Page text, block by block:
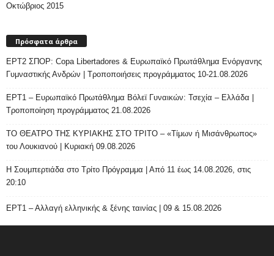
Οκτώβριος 2015
Πρόσφατα άρθρα
ΕΡΤ2 ΣΠΟΡ: Copa Libertadores & Ευρωπαϊκό Πρωτάθλημα Ενόργανης
Γυμναστικής Ανδρών | Τροποποιήσεις προγράμματος 10-21.08.2026
ΕΡΤ1 – Ευρωπαϊκό Πρωτάθλημα Βόλεϊ Γυναικών: Τσεχία – Ελλάδα |
Τροποποίηση προγράμματος 21.08.2026
ΤΟ ΘΕΑΤΡΟ ΤΗΣ ΚΥΡΙΑΚΗΣ ΣΤΟ ΤΡΙΤΟ – «Τίμων ή Μισάνθρωπος»
του Λουκιανού | Κυριακή 09.08.2026
H Σουμπερτιάδα στο Τρίτο Πρόγραμμα | Από 11 έως 14.08.2026, στις
20:10
ΕΡΤ1 – Αλλαγή ελληνικής & ξένης ταινίας | 09 & 15.08.2026